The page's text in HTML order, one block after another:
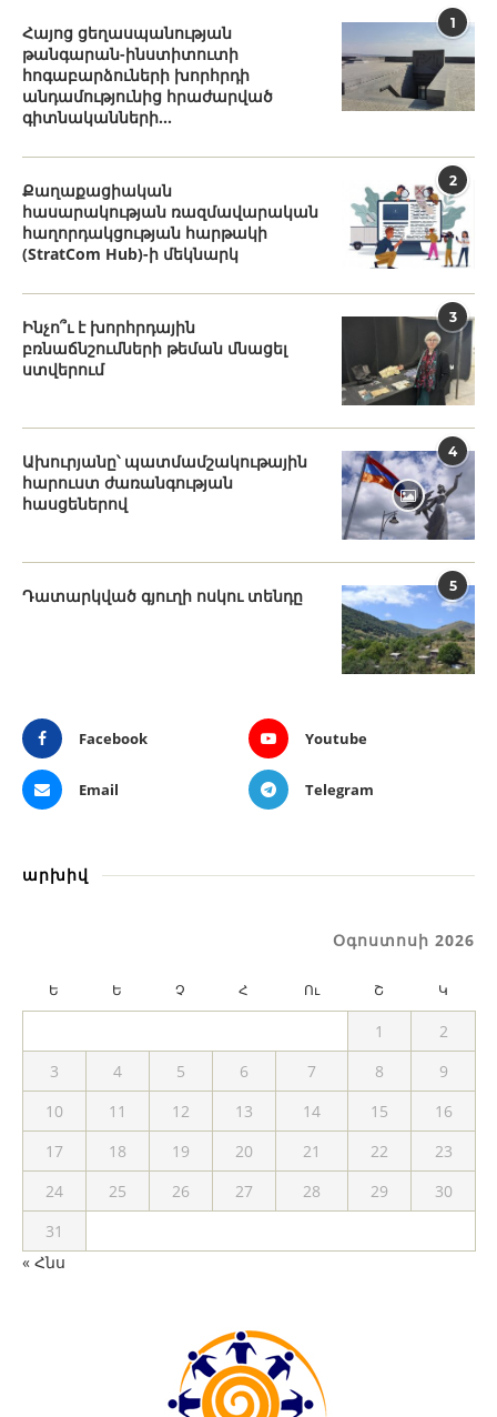
1
Հայոց ցեղասպանության
թանգարան-ինստիտուտի
հոգաբարձուների խորհրդի
անդամությունից հրաժարված
գիտնականների...
2
Քաղաքացիական
հասարակության ռազմավարական
հաղորդակցության հարթակի
(StratCom Hub)-ի մեկնարկ
3
Ինչո՞ւ է խորհրդային
բռնաճնշումների թեման մնացել
ստվերում
4
Ախուրյանը՝ պատմամշակութային
հարուստ ժառանգության
հասցեներով
5
Դատարկված գյուղի ոսկու տենդը
Facebook Youtube
Email Telegram
արխիվ
Օգոստոսի 2026
Ե Ե Չ Հ Ու Շ Կ
1
2
3
4 5 6 7 8
9
10
11 12 13 14 15
16
17
18 19 20 21 22
23
24
25 26 27 28 29
30
31
« Հնս